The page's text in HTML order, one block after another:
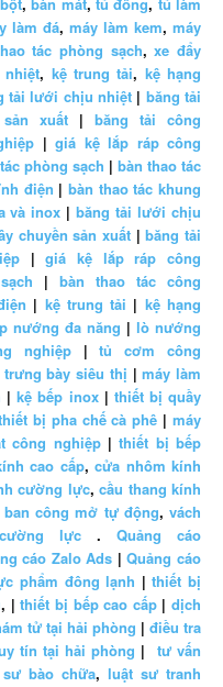
làm đá, máy làm kem, máy
tác phòng sạch,xe đẩy
, kệ trung tải, kệ hạng
tải lưới chịu nhiệt| băng tải
xuất | băng tải công
|giá kệ lắp ráp công
phòng sạch | bàn thao tác
điện | bàn thao tác khung
và inox |băng tải lưới chịu
chuyền sản xuất |băng tải
|giá kệ lắp ráp công
| bàn thao tác công
| kệ trung tải | kệ hạng
nướng đa năng |lò nướng
nghiệp|tủ cơm công
trưng bày siêu thị |máy làm
|kệ bếp inox| thiết bị quầy
bị pha chế cà phê | máy
công nghiệp|thiết bị bếp
cao cấp,cửa nhôm kính
cường lực, cầu thang kính
ban công mở tự động, vách
lực . Quảng cáo
cáo Zalo Ads |Quảng cáo
phẩm đông lạnh |thiết bị
, |thiết bị bếp cao cấp|dịch
tử tại hải phòng | điều tra
tín tại hải phòng | tư vấn
bào chữa, luật sư tranh